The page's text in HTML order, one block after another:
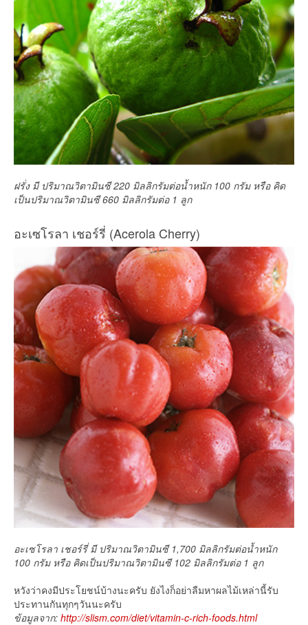
ฝรั่ง มี ปริมาณวิตามินซี 220 มิลลิกรัมต่อน้ำหนัก 100 กรัม หรือ คิด
เป็นปริมาณวิตามินซี 660 มิลลิกรัมต่อ 1 ลูก
อะเซโรลา เชอร์รี่ (Acerola Cherry)
อะเซโรลา เชอร์รี่ มี ปริมาณวิตามินซี 1,700 มิลลิกรัมต่อน้ำหนัก
100 กรัม หรือ คิดเป็นปริมาณวิตามินซี 102 มิลลิกรัมต่อ 1 ลูก
หวังว่าคงมีประโยชน์บ้างนะครับ ยังไงก็อย่าลืมหาผลไม้เหล่านี้รับ
ประทานกันทุกๆวันนะครับ
ข้อมูลจาก: http://slism.com/diet/vitamin-c-rich-foods.html